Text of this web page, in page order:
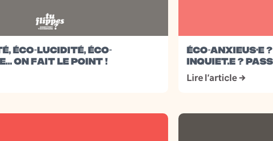
ÉCO-LUCIDITÉ, ÉCO-
ON FAIT LE POINT !
ÉCO-ANXIEUS·E
INQUIET.E ?
Lire l’article →